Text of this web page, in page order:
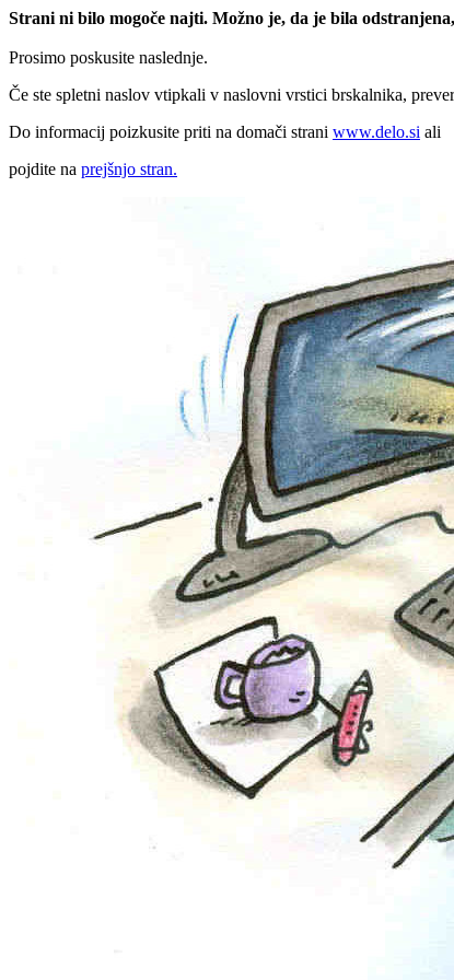
Strani ni bilo mogoče najti. Možno je, da je bila
Prosimo poskusite naslednje.
Če ste spletni naslov vtipkali v naslovni vrstici brskalnika,
Do informacij poizkusite priti na domači strani www.delo.si ali
pojdite na prejšnjo stran.